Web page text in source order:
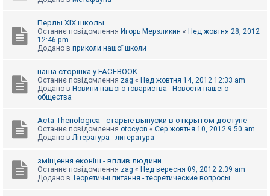
Перлы ХІХ школы
Останнє повідомлення Игорь Мерзликин « Нед жовтня 28, 2012
12:46 pm
Додано в приколи нашої школи
наша сторінка у FACEBOOK
Останнє повідомлення zag « Нед жовтня 14, 2012 12:33 am
Додано в Новини нашого товариства - Новости нашего
общества
Acta Theriologica - старые выпуски в открытом доступе
Останнє повідомлення otocyon « Сер жовтня 10, 2012 9:50 am
Додано в Література - литература
зміщення еконіш - вплив людини
Останнє повідомлення zag « Нед вересня 09, 2012 2:39 am
Додано в Теоретичні питання - теоретические вопросы